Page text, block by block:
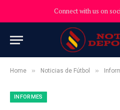
Connect with us on
Home » Noticias de Fútbol »
INFORMES